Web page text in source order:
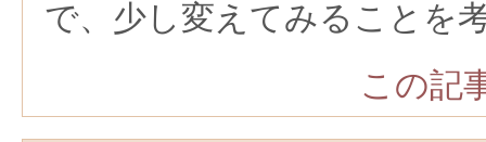
で、少し変えてみることを
この記